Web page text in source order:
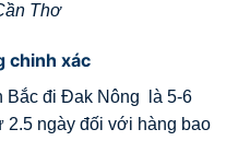
Thơ
chinh xác
Bắc đi Đak Nông là 5-6
2.5 ngày đối với hàng bao